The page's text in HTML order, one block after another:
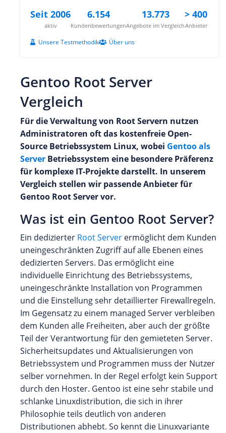
Seit 2006
aktiv
6.154
Kundenbewertungen
13.773
Angebote im Vergleich
> 400
Anbieter
Unsere Testmethodik Über uns
Gentoo Root Server
Vergleich
Für die Verwaltung von Root Servern nutzen
Administratoren oft das kostenfreie Open-
Source Betriebssystem Linux, wobei Gentoo als
Server Betriebssystem eine besondere Präferenz
für komplexe IT-Projekte darstellt. In unserem
Vergleich stellen wir passende Anbieter für
Gentoo Root Server vor.
Was ist ein Gentoo Root Server?
Ein dedizierter Root Server ermöglicht dem Kunden
uneingeschränkten Zugriff auf alle Ebenen eines
dedizierten Servers. Das ermöglicht eine
individuelle Einrichtung des Betriebssystems,
uneingeschränkte Installation von Programmen
und die Einstellung sehr detaillierter Firewallregeln.
Im Gegensatz zu einem managed Server verbleiben
dem Kunden alle Freiheiten, aber auch der größte
Teil der Verantwortung für den gemieteten Server.
Sicherheitsupdates und Aktualisierungen von
Betriebssystem und Programmen muss der Nutzer
selber vornehmen. In der Regel erfolgt kein Support
durch den Hoster. Gentoo ist eine sehr stabile und
schlanke Linuxdistribution, die sich in ihrer
Philosophie teils deutlich von anderen
Distributionen abhebt. So kennt die Linuxvariante